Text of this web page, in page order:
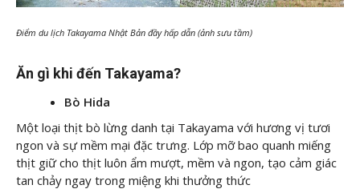
Điểm du lịch Takayama Nhật Bản đầy hấp dẫn (ảnh sưu tầm)
Ăn gì khi đến Takayama?
Bò Hida
Một loại thịt bò lừng danh tại Takayama với hương vị tươi
ngon và sự mềm mại đặc trưng. Lớp mỡ bao quanh miếng
thịt giữ cho thịt luôn ẩm mượt, mềm và ngon, tạo cảm giác
tan chảy ngay trong miệng khi thưởng thức